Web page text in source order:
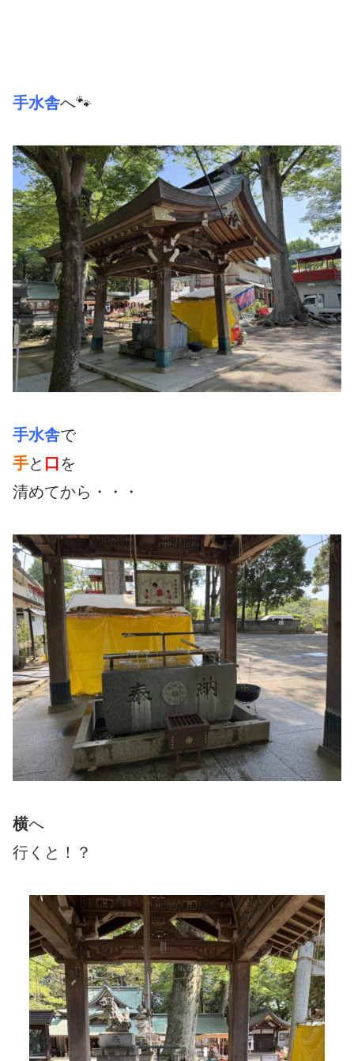
手水舎へ🐾
手水舎で
手と 口 を
清めてから・・・
横へ
行くと！？